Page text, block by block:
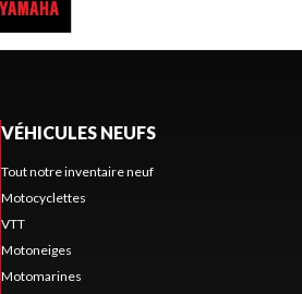
VÉHICULES NEUFS
Tout notre inventaire neuf
Motocyclettes
VTT
Motoneiges
Motomarines